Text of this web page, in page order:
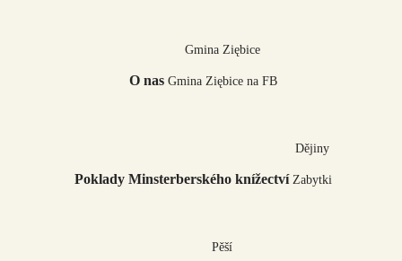
O nas
Gmina Ziębice
Gmina Ziębice na FB
Poklady Minsterberského knížectví
Dějiny
Zabytki
Pěší